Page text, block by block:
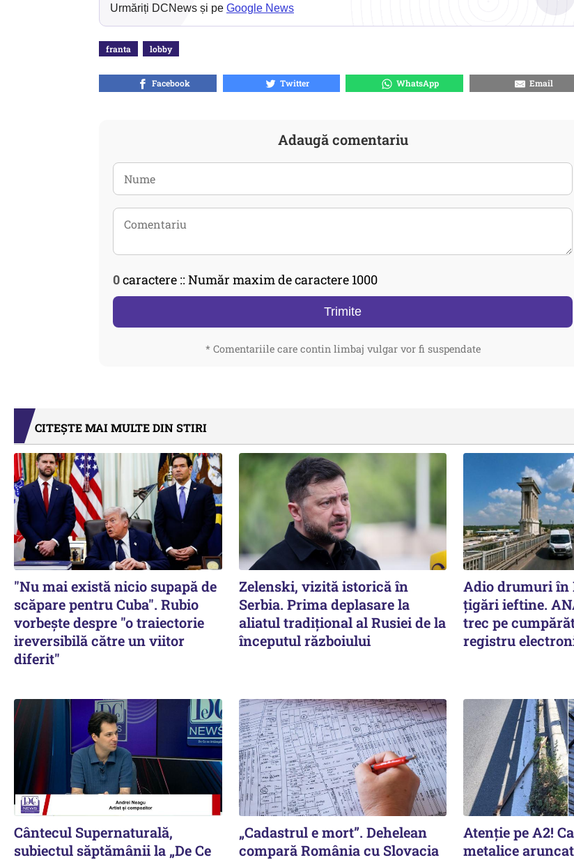
Urmăriți DCNews și pe Google News
franta lobby
Facebook Twitter WhatsApp Email
Adaugă comentariu
0caractere :: Număr maxim de caractere 1000
Trimite
* Comentariile care contin limbaj vulgar vor fi suspendate
CITEȘTE MAI MULTE DIN STIRI
"Nu mai există nicio supapă de
scăpare pentru Cuba". Rubio
vorbește despre "o traiectorie
ireversibilă către un viitor
diferit"
Zelenski, vizită istorică în
Serbia. Prima deplasare la
aliatul tradițional al Rusiei de la
începutul războiului
Adio drumuri în
țigări ieftine.
trec pe
registru
Cântecul Supernaturală,
subiectul săptămânii la „De Ce
„Cadastrul e mort”. Dehelean
compară România cu Slovacia
Atenție pe A2!
metalice